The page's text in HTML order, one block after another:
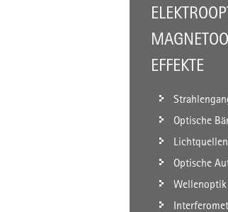
EFFEKTE
Optische
Optische
Wellenoptik